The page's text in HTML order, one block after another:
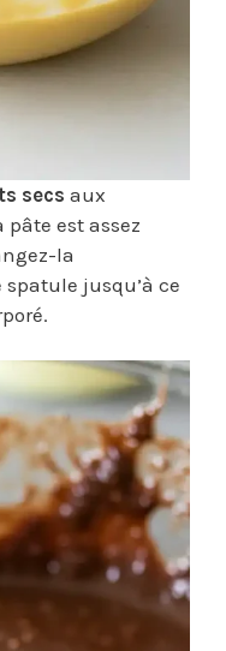
secs aux
est assez
la
jusqu’à ce